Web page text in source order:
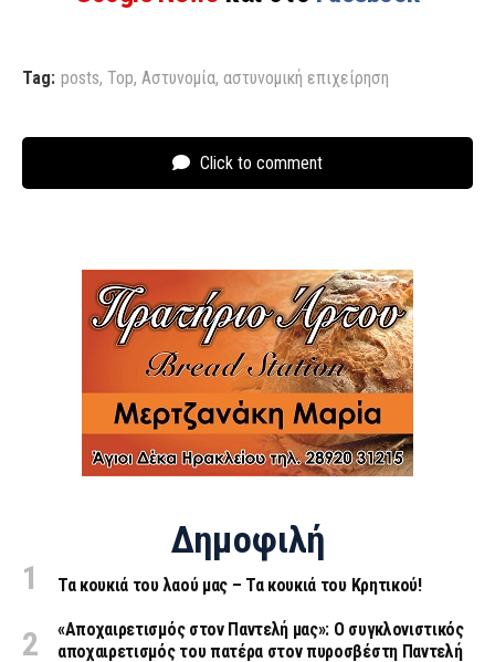
Tag: posts, Top, Αστυνομία, αστυνομική επιχείρηση
Click to comment
Δημοφιλή
Τα κουκιά του λαού μας – Τα κουκιά του Κρητικού!
«Aποχαιρετισμός στον Παντελή μας»: Ο συγκλονιστικός
αποχαιρετισμός του πατέρα στον πυροσβέστη Παντελή